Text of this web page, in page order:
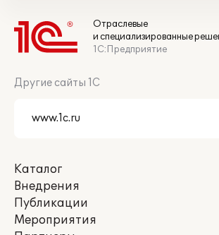
Отраслевые
и специализированные
1С:Предприятие
Другие сайты 1С
Каталог
Внедрения
Публикации
Мероприятия